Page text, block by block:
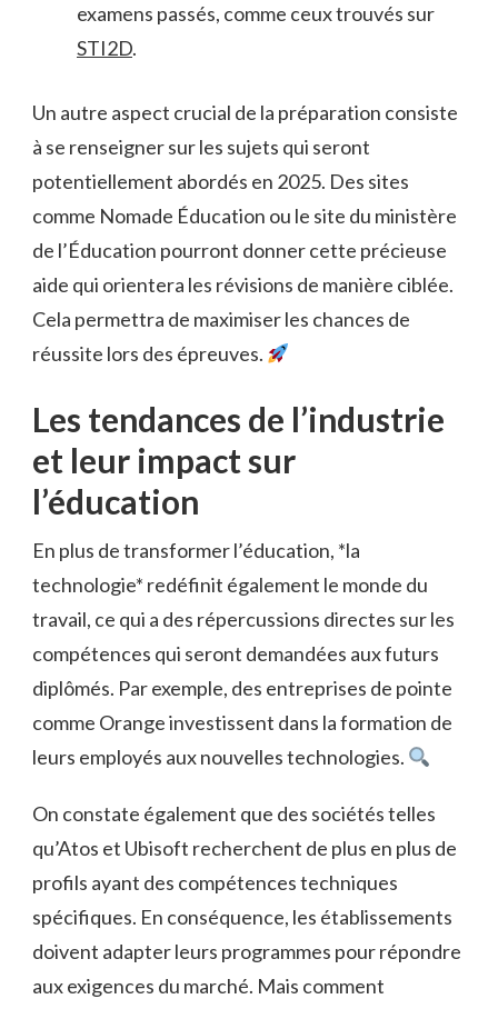
examens passés, comme ceux trouvés sur
STI2D.
Un autre aspect crucial de la préparation consiste
à se renseigner sur les sujets qui seront
potentiellement abordés en 2025. Des sites
comme Nomade Éducation ou le site du ministère
de l’Éducation pourront donner cette précieuse
aide qui orientera les révisions de manière ciblée.
Cela permettra de maximiser les chances de
réussite lors des épreuves.
Les tendances de l’industrie
et leur impact sur
l’éducation
En plus de transformer l’éducation, *la
technologie* redéfinit également le monde du
travail, ce qui a des répercussions directes sur les
compétences qui seront demandées aux futurs
diplômés. Par exemple, des entreprises de pointe
comme Orange investissent dans la formation de
leurs employés aux nouvelles technologies.
On constate également que des sociétés telles
qu’Atos et Ubisoft recherchent de plus en plus de
profils ayant des compétences techniques
spécifiques. En conséquence, les établissements
doivent adapter leurs programmes pour répondre
aux exigences du marché. Mais comment